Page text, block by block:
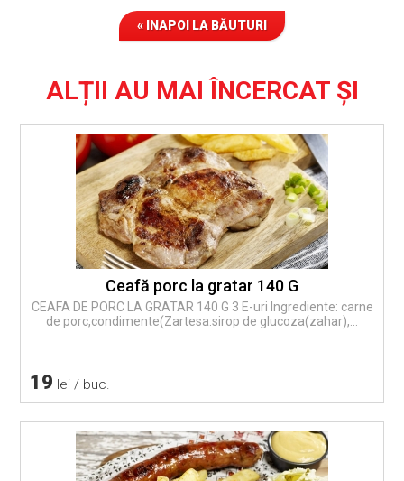
« INAPOI LA BĂUTURI
ALȚII AU MAI ÎNCERCAT ȘI
Ceafă porc la gratar 140 G
CEAFA DE PORC LA GRATAR 140 G 3 E-uri Ingrediente: carne
de porc,condimente(Zartesa:sirop de glucoza(zahar),...
19 lei / buc.